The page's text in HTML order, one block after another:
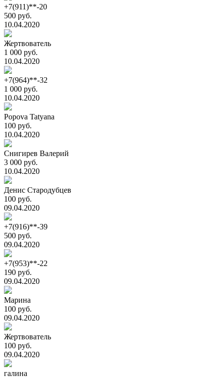
+7(911)**-20
500 руб.
10.04.2020
Жертвователь
1 000 руб.
10.04.2020
+7(964)**-32
1 000 руб.
10.04.2020
Popova Tatyana
100 руб.
10.04.2020
Снигирев Валерий
3 000 руб.
10.04.2020
Денис Стародубцев
100 руб.
09.04.2020
+7(916)**-39
500 руб.
09.04.2020
+7(953)**-22
190 руб.
09.04.2020
Марина
100 руб.
09.04.2020
Жертвователь
100 руб.
09.04.2020
галина